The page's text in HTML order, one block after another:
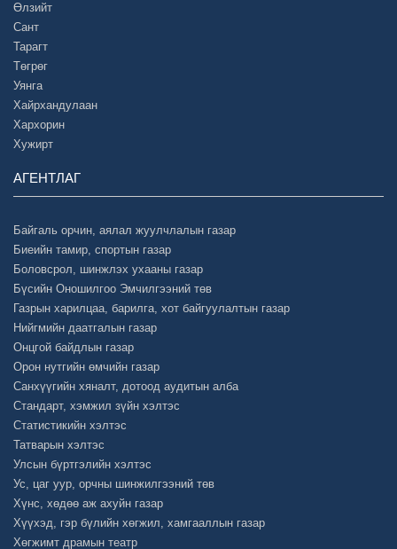
Өлзийт
Сант
Тарагт
Төгрөг
Уянга
Хайрхандулаан
Хархорин
Хужирт
АГЕНТЛАГ
Байгаль орчин, аялал жуулчлалын газар
Биеийн тамир, спортын газар
Боловсрол, шинжлэх ухааны газар
Бүсийн Оношилгоо Эмчилгээний төв
Газрын харилцаа, барилга, хот байгуулалтын газар
Нийгмийн даатгалын газар
Онцгой байдлын газар
Орон нутгийн өмчийн газар
Санхүүгийн хяналт, дотоод аудитын алба
Стандарт, хэмжил зүйн хэлтэс
Статистикийн хэлтэс
Татварын хэлтэс
Улсын бүртгэлийн хэлтэс
Ус, цаг уур, орчны шинжилгээний төв
Хүнс, хөдөө аж ахуйн газар
Хүүхэд, гэр бүлийн хөгжил, хамгааллын газар
Хөгжимт драмын театр